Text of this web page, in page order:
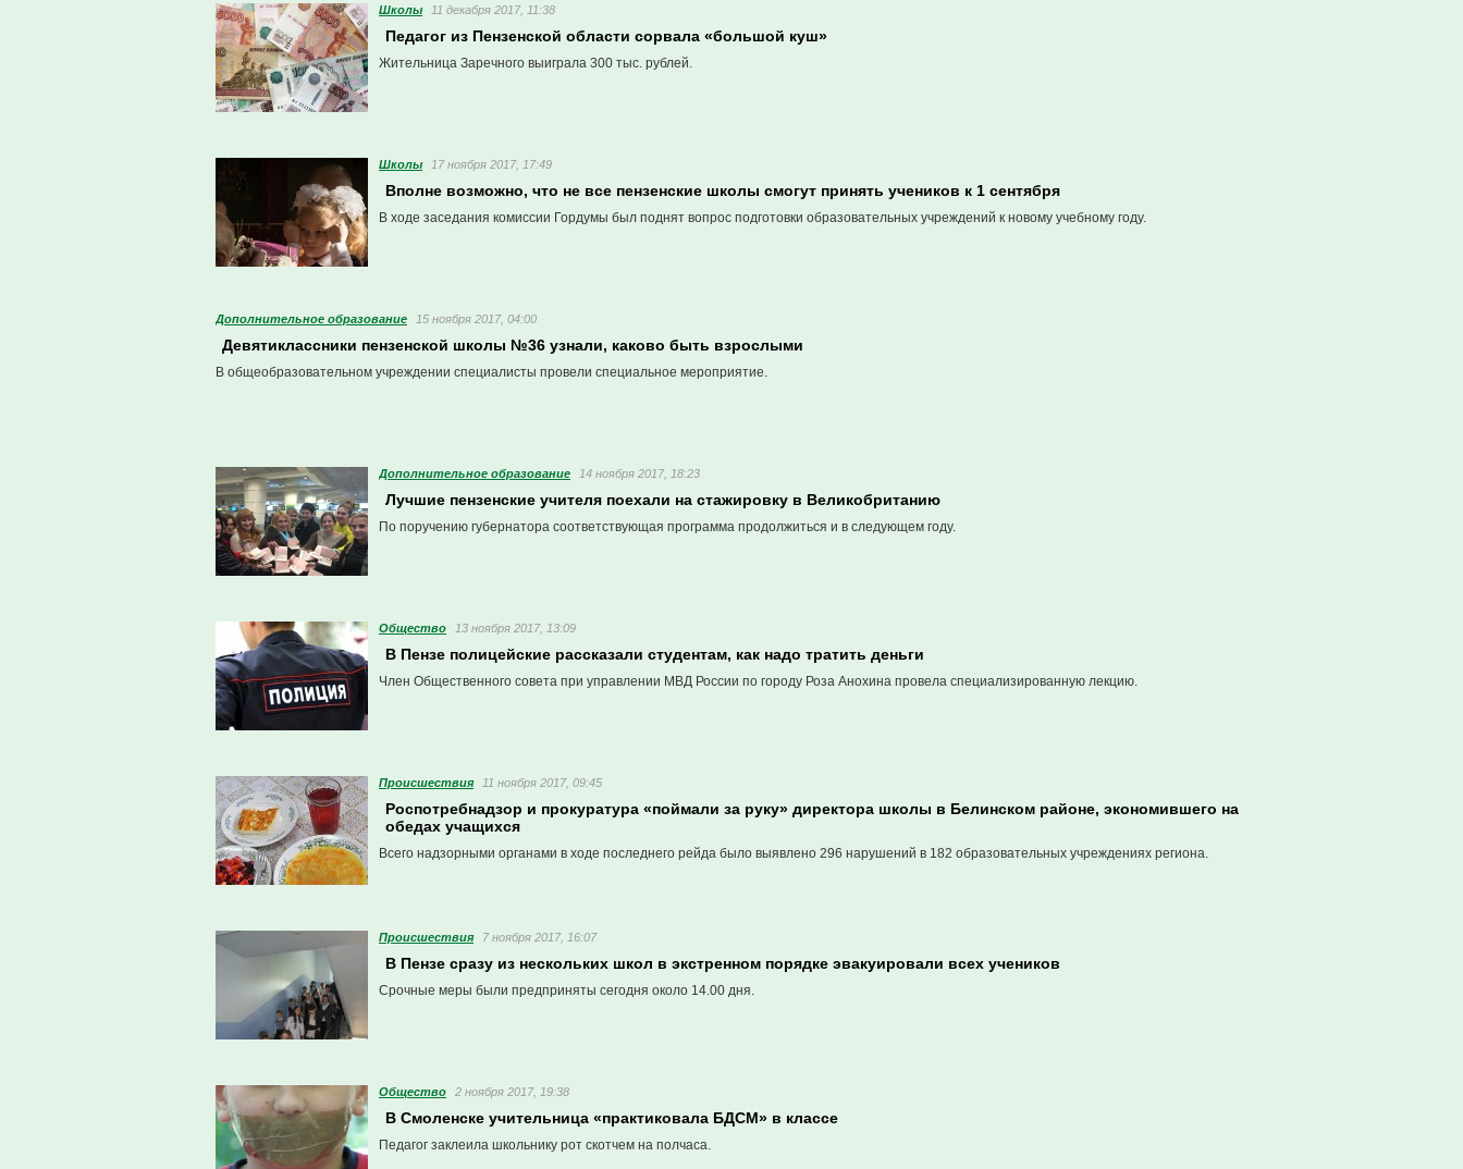
Школы 11 декабря 2017, 11:38
Педагог из Пензенской области сорвала «большой куш»
Жительница Заречного выиграла 300 тыс. рублей.
Школы 17 ноября 2017, 17:49
Вполне возможно, что не все пензенские школы смогут принять учеников к 1 сентября
В ходе заседания комиссии Гордумы был поднят вопрос подготовки образовательных учреждений к новому учебному году.
Дополнительное образование 15 ноября 2017, 04:00
Девятиклассники пензенской школы №36 узнали, каково быть взрослыми
В общеобразовательном учреждении специалисты провели специальное мероприятие.
Дополнительное образование 14 ноября 2017, 18:23
Лучшие пензенские учителя поехали на стажировку в Великобританию
По поручению губернатора соответствующая программа продолжиться и в следующем году.
Общество 13 ноября 2017, 13:09
В Пензе полицейские рассказали студентам, как надо тратить деньги
Член Общественного совета при управлении МВД России по городу Роза Анохина провела специализированную лекцию.
Проиcшествия 11 ноября 2017, 09:45
Роспотребнадзор и прокуратура «поймали за руку» директора школы в Белинском районе, экономившего на
обедах учащихся
Всего надзорными органами в ходе последнего рейда было выявлено 296 нарушений в 182 образовательных учреждениях региона.
Проиcшествия 7 ноября 2017, 16:07
В Пензе сразу из нескольких школ в экстренном порядке эвакуировали всех учеников
Срочные меры были предприняты сегодня около 14.00 дня.
Общество 2 ноября 2017, 19:38
В Смоленске учительница «практиковала БДСМ» в классе
Педагог заклеила школьнику рот скотчем на полчаса.